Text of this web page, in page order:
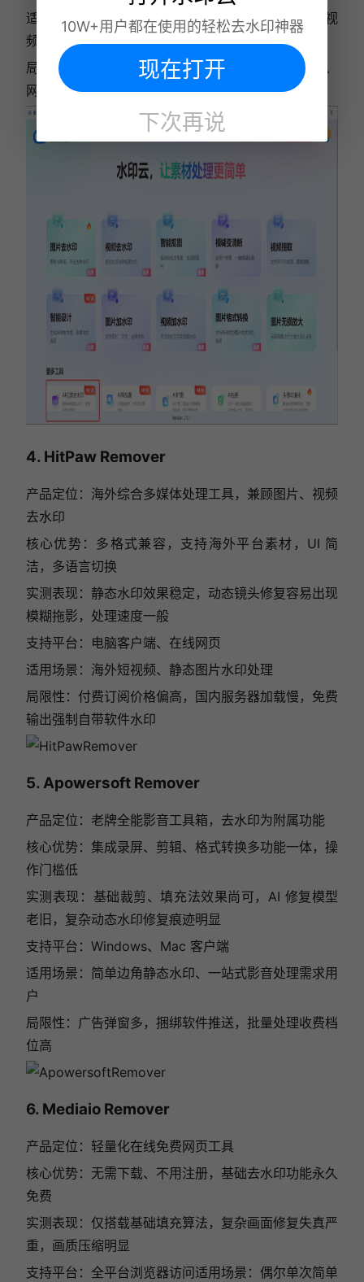
适用场景：本地大量剪辑素材、多段不同时间段水印视
频、注重素材隐私的创作者
局限性：目前只有客户端支持批量处理，移动端APP、
网页不支持批量上传处理
4. HitPaw Remover
产品定位：海外综合多媒体处理工具，兼顾图片、视频
去水印
核心优势：多格式兼容，支持海外平台素材，UI 简
洁，多语言切换
实测表现：静态水印效果稳定，动态镜头修复容易出现
模糊拖影，处理速度一般
支持平台：电脑客户端、在线网页
适用场景：海外短视频、静态图片水印处理
局限性：付费订阅价格偏高，国内服务器加载慢，免费
输出强制自带软件水印
5. Apowersoft Remover
产品定位：老牌全能影音工具箱，去水印为附属功能
核心优势：集成录屏、剪辑、格式转换多功能一体，操
作门槛低
实测表现：基础裁剪、填充法效果尚可，AI 修复模型
老旧，复杂动态水印修复痕迹明显
支持平台：Windows、Mac 客户端
适用场景：简单边角静态水印、一站式影音处理需求用
户
局限性：广告弹窗多，捆绑软件推送，批量处理收费档
位高
6. Mediaio Remover
产品定位：轻量化在线免费网页工具
核心优势：无需下载、不用注册，基础去水印功能永久
免费
实测表现：仅搭载基础填充算法，复杂画面修复失真严
重，画质压缩明显
支持平台：全平台浏览器访问适用场景：偶尔单次简单
10W+用户都在使用的轻松去水印神器
现在打开
下次再说